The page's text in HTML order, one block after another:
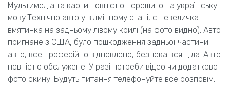
Мультимедіа та карти повністю перешито на українську
мову.Технічно авто у відмінному стані, є невеличка
вмятинка на задньому лівому крилі (на фото видно). Авто
пригнане з США, було пошкодження задньої частини
авто, все професійно відновлено, безпека вся ціла. Авто
повністю обслужене. У разі потреби відео чи додатково
фото скину. Будуть питання телефонуйте все розповім.